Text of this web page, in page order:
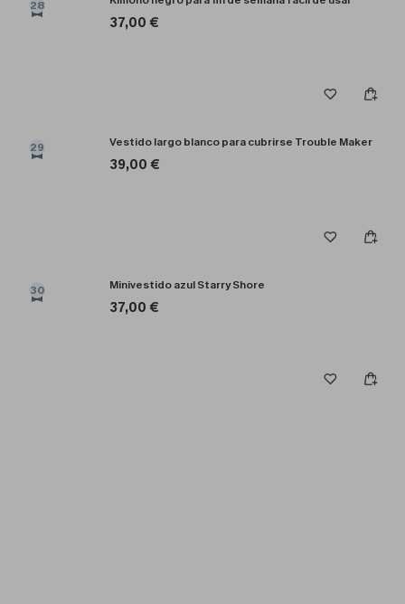
28
37,00 €
29 Vestido largo blanco para cubrirse Trouble Maker
39,00 €
30 Minivestido azul Starry Shore
37,00 €